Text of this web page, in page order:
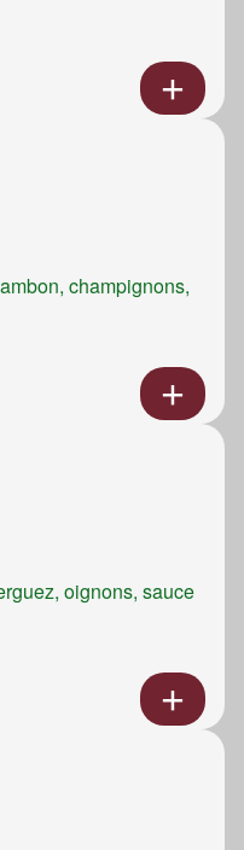
champignons,
oignons, sauce